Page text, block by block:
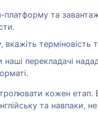
платформу та
терміновість
перекладачі
кожен етап.
та навпаки,